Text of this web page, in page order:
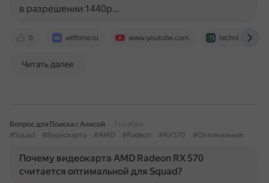
0 wtftime.ru www.youtube.com technical.city
в разрешении 1440p…
Читать далее
Вопрос для Поиска с Алисой
7 ноября
#Squad
#Видеокарта #AMD #Radeon #RX570 #Оптимальная
Почему видеокарта AMD Radeon RX 570
считается оптимальной для Squad?